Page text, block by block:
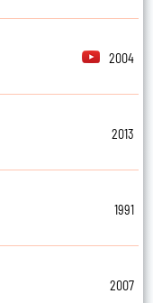
2004
2013
1991
2007